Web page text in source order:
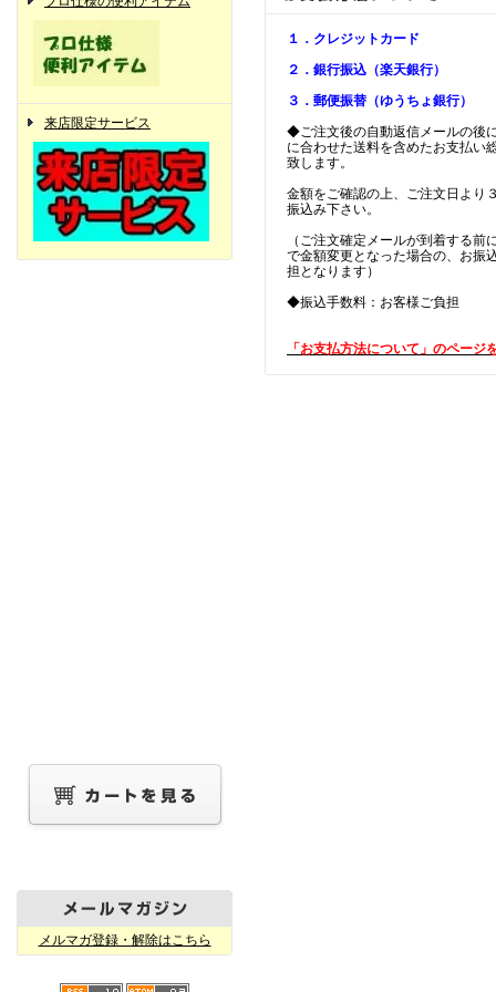
来店限定サービス
メルマガ登録・解除はこちら
１．クレジットカード
２．銀行振込（楽天銀行）
３．郵便振替（ゆうちょ銀行）
◆ご注文後の自動返信メールの後
に合わせた送料を含めたお支払い
致します。
金額をご確認の上、ご注文日より
振込み下さい。
（ご注文確定メールが到着する前
で金額変更となった場合の、お振
担となります）
◆振込手数料：お客様ご負担
「お支払方法について」のページ